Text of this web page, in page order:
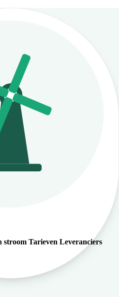
stroom Tarieven Leveranciers